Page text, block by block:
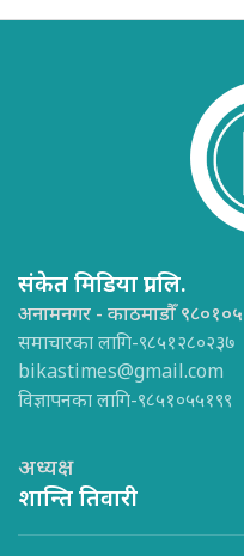
संकेत मिडिया प्रा.लि.
अनामनगर - काठमाडौँ
समाचारका लागि-९८५१२८०२३७
bikastimes@gmail.com
विज्ञापनका लागि-९८५१०५५१९९
अध्यक्ष
शान्ति तिवारी